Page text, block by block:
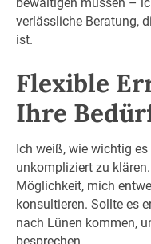
verlässliche Beratung,
ist.
Flexible
Ihre
Ich weiß, wie wichtig
unkompliziert zu
Möglichkeit, mich
konsultieren. Sollte es
nach Lünen kommen,